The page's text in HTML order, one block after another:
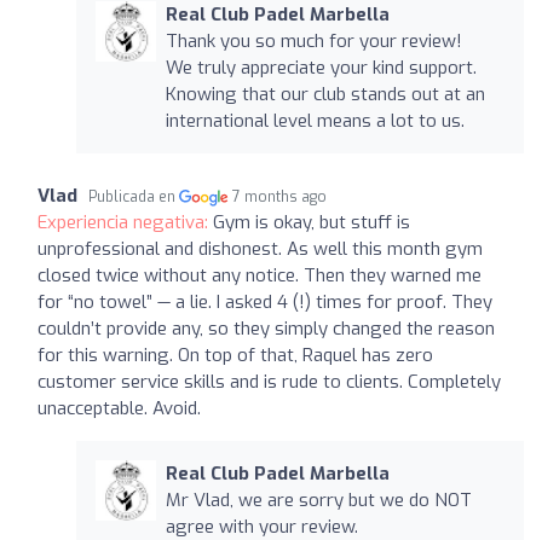
Real Club Padel Marbella
Thank you so much for your review!
We truly appreciate your kind support.
Knowing that our club stands out at an
international level means a lot to us.
Vlad Publicada en 7 months ago
Experiencia negativa: Gym is okay, but stuff is
unprofessional and dishonest. As well this month gym
closed twice without any notice. Then they warned me
for “no towel” — a lie. I asked 4 (!) times for proof. They
couldn’t provide any, so they simply changed the reason
for this warning. On top of that, Raquel has zero
customer service skills and is rude to clients. Completely
unacceptable. Avoid.
Real Club Padel Marbella
Mr Vlad, we are sorry but we do NOT
agree with your review.